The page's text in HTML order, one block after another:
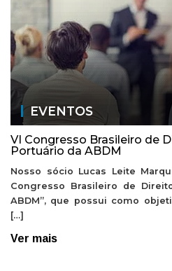
EVENTOS
VI Congresso Brasileiro de
Portuário da ABDM
Nosso sócio Lucas Leite
Congresso Brasileiro de
ABDM”, que possui como
[…]
Ver mais